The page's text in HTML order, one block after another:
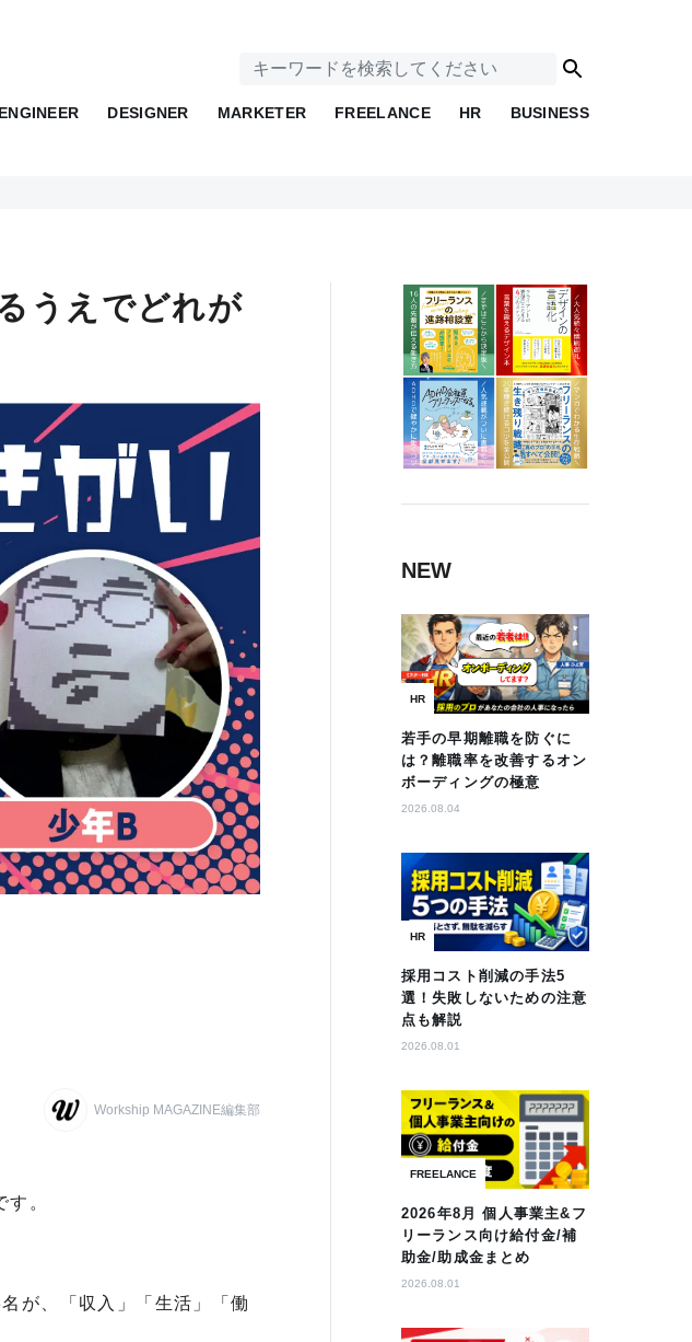
ENGINEER DESIGNER MARKETER FREELANCE HR BUSINESS
うえでどれが
Workship MAGAZINE編集部
。
が、「収入」「生活」「働
NEW
HR
若手の早期離職を防ぐに
は？離職率を改善するオン
ボーディングの極意
2026.08.04
HR
採用コスト削減の手法5
選！失敗しないための注意
点も解説
2026.08.01
FREELANCE
2026年8月 個人事業主&フ
リーランス向け給付金/補
助金/助成金まとめ
2026.08.01